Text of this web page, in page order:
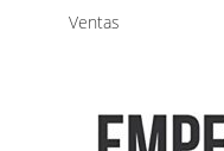
Ventas